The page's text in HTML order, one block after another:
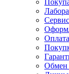
Оплата
Обмен